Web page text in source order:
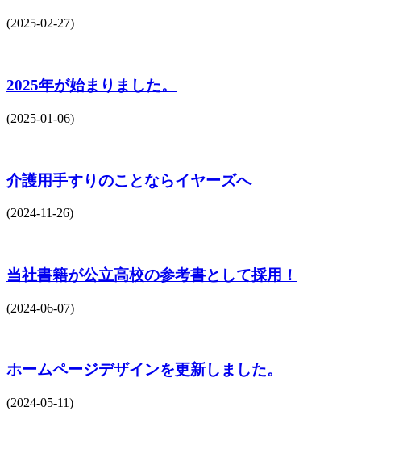
(2025-02-27)
2025年が始まりました。
(2025-01-06)
介護用手すりのことならイヤーズへ
(2024-11-26)
当社書籍が公立高校の参考書として採用！
(2024-06-07)
ホームページデザインを更新しました。
(2024-05-11)